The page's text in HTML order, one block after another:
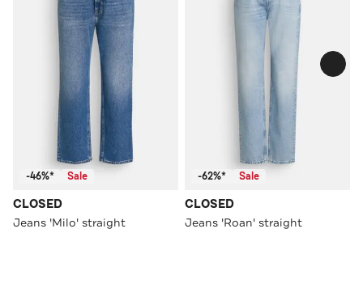
-46%* Sale
CLOSED
Jeans 'Milo' straight
-62%* Sale
CLOSED
Jeans 'Roan' straight